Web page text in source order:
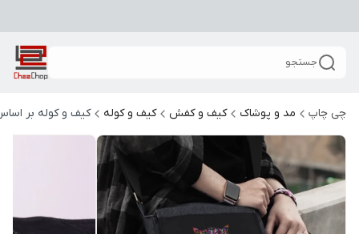
جستجو
چی چاپ مد و پوشاک کیف و کفش کیف و کوله کیف و کوله بر